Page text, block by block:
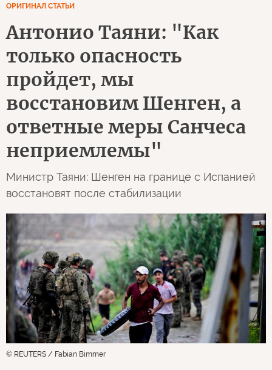
ОРИГИНАЛ СТАТЬИ
Антонио Таяни: "Как
только опасность
пройдет, мы
восстановим Шенген, а
ответные меры Санчеса
неприемлемы"
Министр Таяни: Шенген на границе с Испанией
восстановят после стабилизации
© REUTERS / Fabian Bimmer